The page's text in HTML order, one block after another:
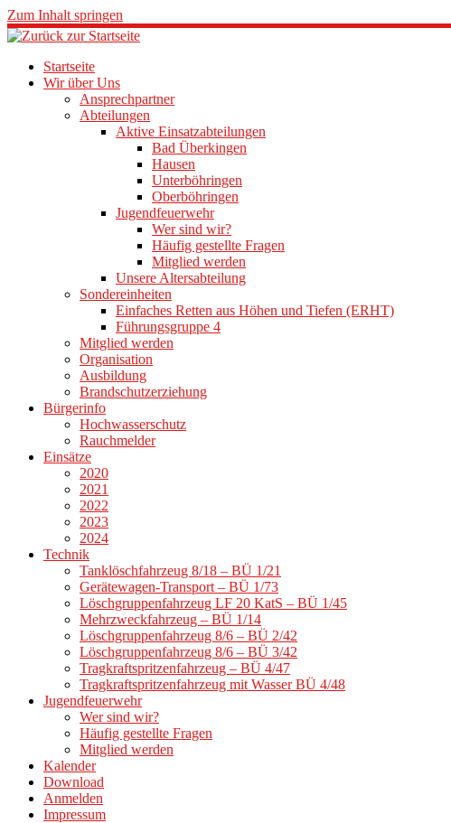
Zum Inhalt springen
Startseite
Wir über Uns
Ansprechpartner
Abteilungen
Aktive Einsatzabteilungen
Bad Überkingen
Hausen
Unterböhringen
Oberböhringen
Jugendfeuerwehr
Wer sind wir?
Häufig gestellte Fragen
Mitglied werden
Unsere Altersabteilung
Sondereinheiten
Einfaches Retten aus Höhen und Tiefen (ERHT)
Führungsgruppe 4
Mitglied werden
Organisation
Ausbildung
Brandschutzerziehung
Bürgerinfo
Hochwasserschutz
Rauchmelder
Einsätze
2020
2021
2022
2023
2024
Technik
Tanklöschfahrzeug 8/18 – BÜ 1/21
Gerätewagen-Transport – BÜ 1/73
Löschgruppenfahrzeug LF 20 KatS – BÜ 1/45
Mehrzweckfahrzeug – BÜ 1/14
Löschgruppenfahrzeug 8/6 – BÜ 2/42
Löschgruppenfahrzeug 8/6 – BÜ 3/42
Tragkraftspritzenfahrzeug – BÜ 4/47
Tragkraftspritzenfahrzeug mit Wasser BÜ 4/48
Jugendfeuerwehr
Wer sind wir?
Häufig gestellte Fragen
Mitglied werden
Kalender
Download
Anmelden
Impressum